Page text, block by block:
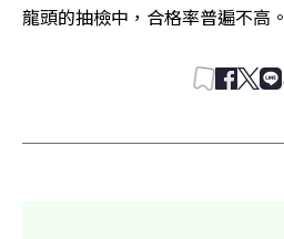
龍頭的抽檢中，合格率普遍不高。